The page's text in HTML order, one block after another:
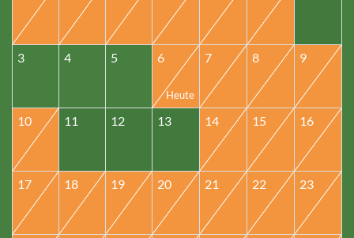
3 4 5 6 7 8 9
10 11 12 13 14 15 16
17 18 19 20 21 22 23